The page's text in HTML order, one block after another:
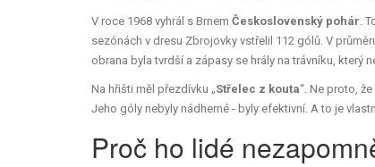
V roce 1968 vyhrál s Brnem Československý pohár .
sezónách v dresu Zbrojovky vstřelil 112 gólů. V
obrana byla tvrdší a zápasy se hrály na trávníku, který
Na hřišti měl přezdívku „Střelec z kouta“. Ne proto,
Jeho góly nebyly nádherné - byly efektivní. A to je
Proč ho lidé